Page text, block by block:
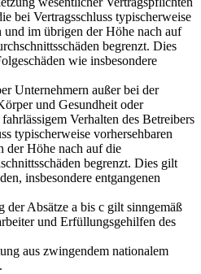
bei Vertragsschluss typischerweise
und im übrigen der Höhe nach auf
begrenzt. Dies
wie insbesondere
Unternehmern außer bei der
und Gesundheit oder
Verhalten des Betreibers
typischerweise vorhersehbaren
der Höhe nach auf die
begrenzt. Dies gilt
insbesondere entgangenen
der Absätze a bis c gilt sinngemäß
und Erfüllungsgehilfen des
aus zwingendem nationalem